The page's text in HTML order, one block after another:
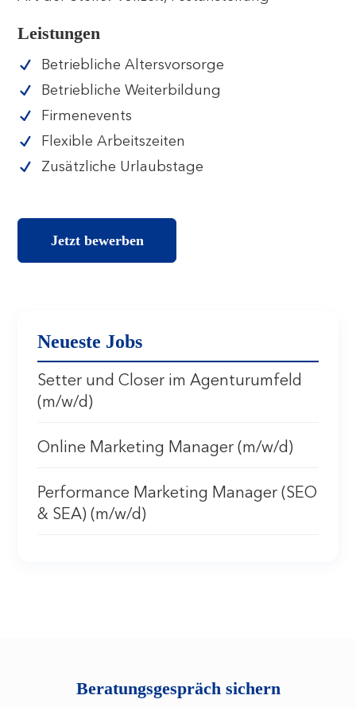
Leistungen
Betriebliche Altersvorsorge
Betriebliche Weiterbildung
Firmenevents
Flexible Arbeitszeiten
Zusätzliche Urlaubstage
Jetzt bewerben
Neueste Jobs
Setter und Closer im Agenturumfeld
(m/w/d)
Online Marketing Manager (m/w/d)
Performance Marketing Manager (SEO
& SEA) (m/w/d)
Beratungsgespräch sichern